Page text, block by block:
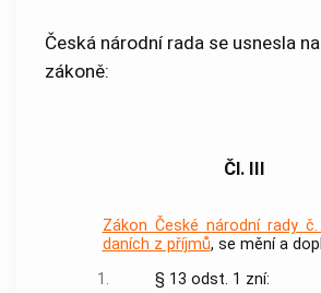
Česká národní rada se usnesla
zákoně:
Čl. III
Zákon České národní rady
daních z příjmů, se mění a
1.
§ 13 odst. 1 zní: